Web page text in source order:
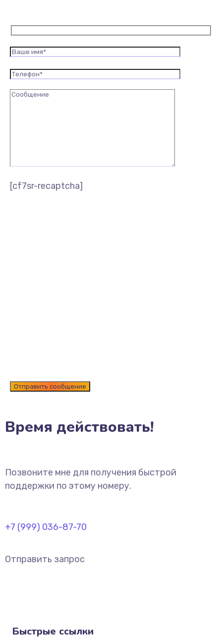
[cf7sr-recaptcha]
Время действовать!
Позвоните мне для получения быстрой
поддержки по этому номеру.
+7 (999) 036-87-70
Отправить запрос
Быстрые ссылки